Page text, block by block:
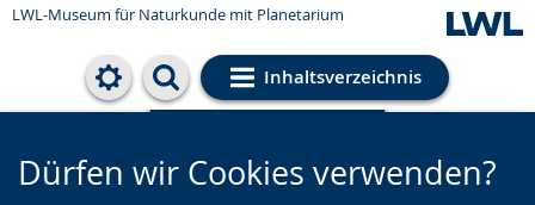
LWL-Museum für Naturkunde mit Planetarium
Inhaltsverzeichnis
Cookie-Einstellungen
Dürfen wir Cookies verwenden?